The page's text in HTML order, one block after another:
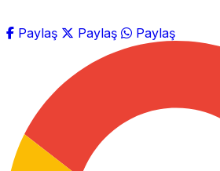
Paylaş Paylaş Paylaş